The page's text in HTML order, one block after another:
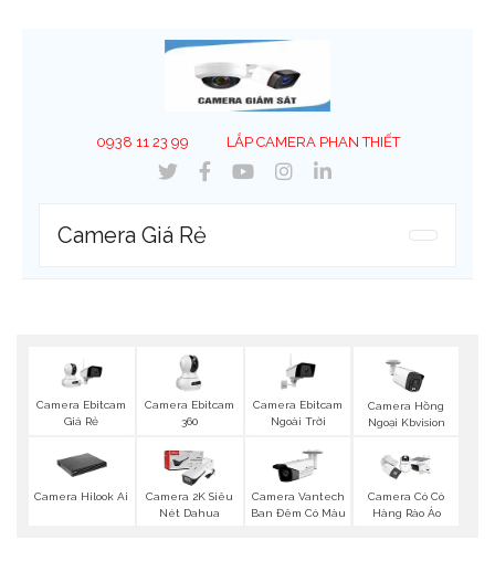
0938 11 23 99 LẮP CAMERA PHAN THIẾT
Camera Giá Rẻ
Camera Ebitcam
Giá Rẻ
Camera Ebitcam
360
Camera Ebitcam
Ngoài Trời
Camera Hồng
Ngoại Kbvision
Camera Hilook Ai
Camera 2K Siêu
Nét Dahua
Camera Vantech
Ban Đêm Có Màu
Camera Có Có
Hàng Rào Ảo